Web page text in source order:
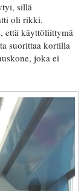
sillä
oli rikki.
että käyttöliittymä
suorittaa kortilla
joka ei